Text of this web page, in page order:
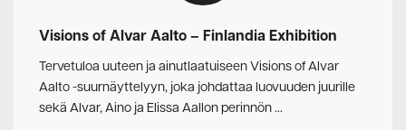
Visions of Alvar Aalto – Finlandia Exhibition
Tervetuloa uuteen ja ainutlaatuiseen Visions of Alvar
Aalto -suurnäyttelyyn, joka johdattaa luovuuden juurille
sekä Alvar, Aino ja Elissa Aallon perinnön …